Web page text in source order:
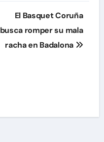
El Basquet Coruña
busca romper su mala
racha en Badalona